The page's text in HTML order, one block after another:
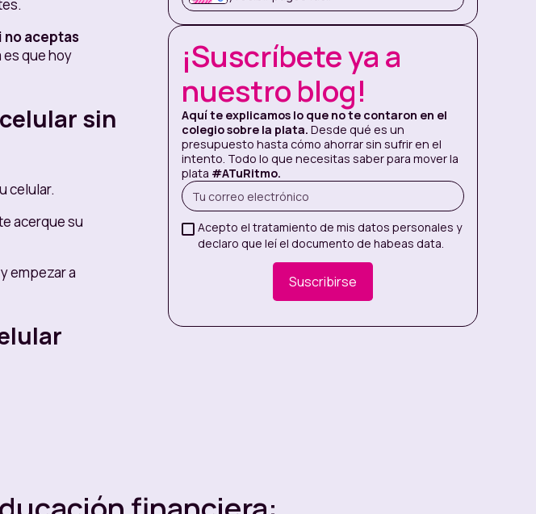
no aceptas
es que hoy
sin
celular.
acerque su
y empezar a
¡Suscríbete ya a
nuestro blog!
Aquí te explicamos lo que no te contaron en el
colegio sobre la plata. Desde qué es un
presupuesto hasta cómo ahorrar sin sufrir en el
intento. Todo lo que necesitas saber para mover la
plata #ATuRitmo.
Acepto el tratamiento de mis datos personales y
declaro que leí el documento de habeas data.